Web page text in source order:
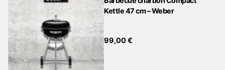
Kettle 47 cm – Weber
99,00€